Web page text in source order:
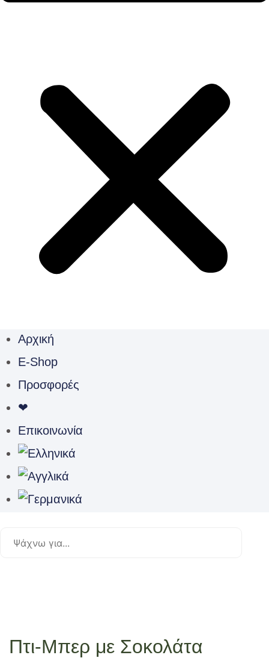
Αρχική
E-Shop
Προσφορές
❤
Επικοινωνία
Πτι-Μπερ με Σοκολάτα